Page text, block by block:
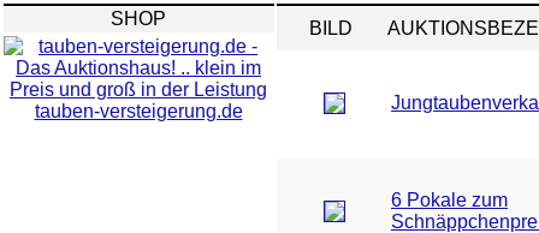
SHOP
tauben-versteigerung.de
BILD
6 Pokale zum